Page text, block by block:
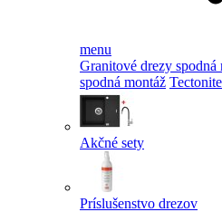
menu
Granitové drezy spodná
spodná montáž
Akčné sety
Príslušenstvo drezov